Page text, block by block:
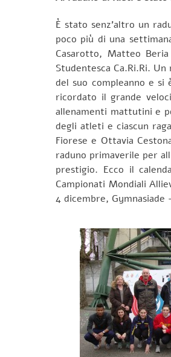
È stato senz’altro un
poco più di una
Casarotto, Matteo
Studentesca Ca.Ri.Ri.
del suo compleanno e
ricordato il grande
allenamenti mattutini e
degli atleti e ciascun
Fiorese e Ottavia
raduno primaverile per
prestigio. Ecco il
Campionati Mondiali
4 dicembre, Gymnasiade